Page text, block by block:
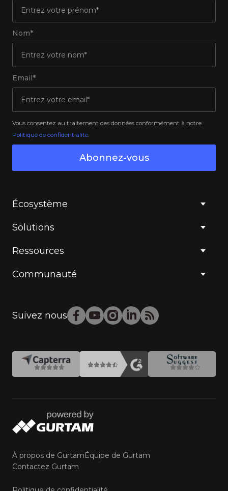
Nom*
Email*
Vous consentez au traitement des données conformément à notre
Politique de confidentialité
Abonnez-vous
Écosystème
Solutions
Ressources
Communauté
Suivez nous
À propos de GurtamÉquipe de Gurtam
Contactez Gurtam